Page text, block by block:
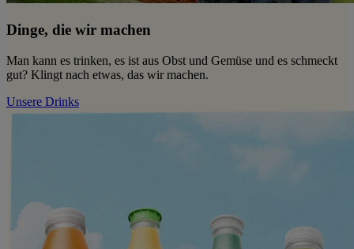
Dinge, die wir machen
Man kann es trinken, es ist aus Obst und Gemüse und es schmeckt
gut? Klingt nach etwas, das wir machen.
Unsere Drinks